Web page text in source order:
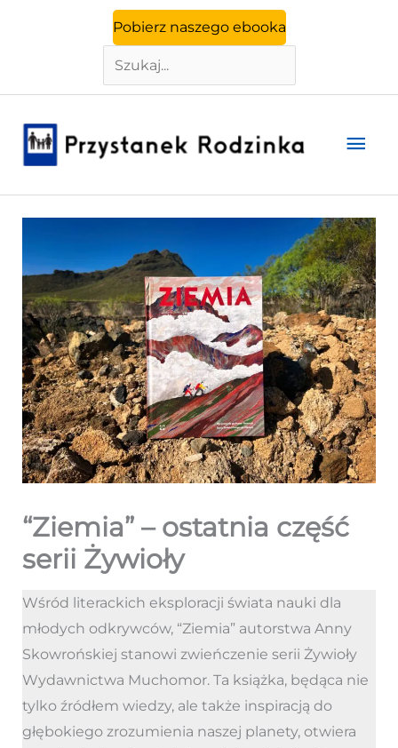
Pobierz naszego ebooka
Szukaj
“Ziemia” – ostatnia część
serii Żywioły
Wśród literackich eksploracji świata nauki dla
młodych odkrywców, “Ziemia” autorstwa Anny
Skowrońskiej stanowi zwieńczenie serii Żywioły
Wydawnictwa Muchomor. Ta książka, będąca nie
tylko źródłem wiedzy, ale także inspiracją do
głębokiego zrozumienia naszej planety, otwiera